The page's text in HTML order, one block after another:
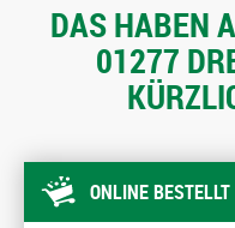
DAS HABEN
01277
ONLINE BESTELLT